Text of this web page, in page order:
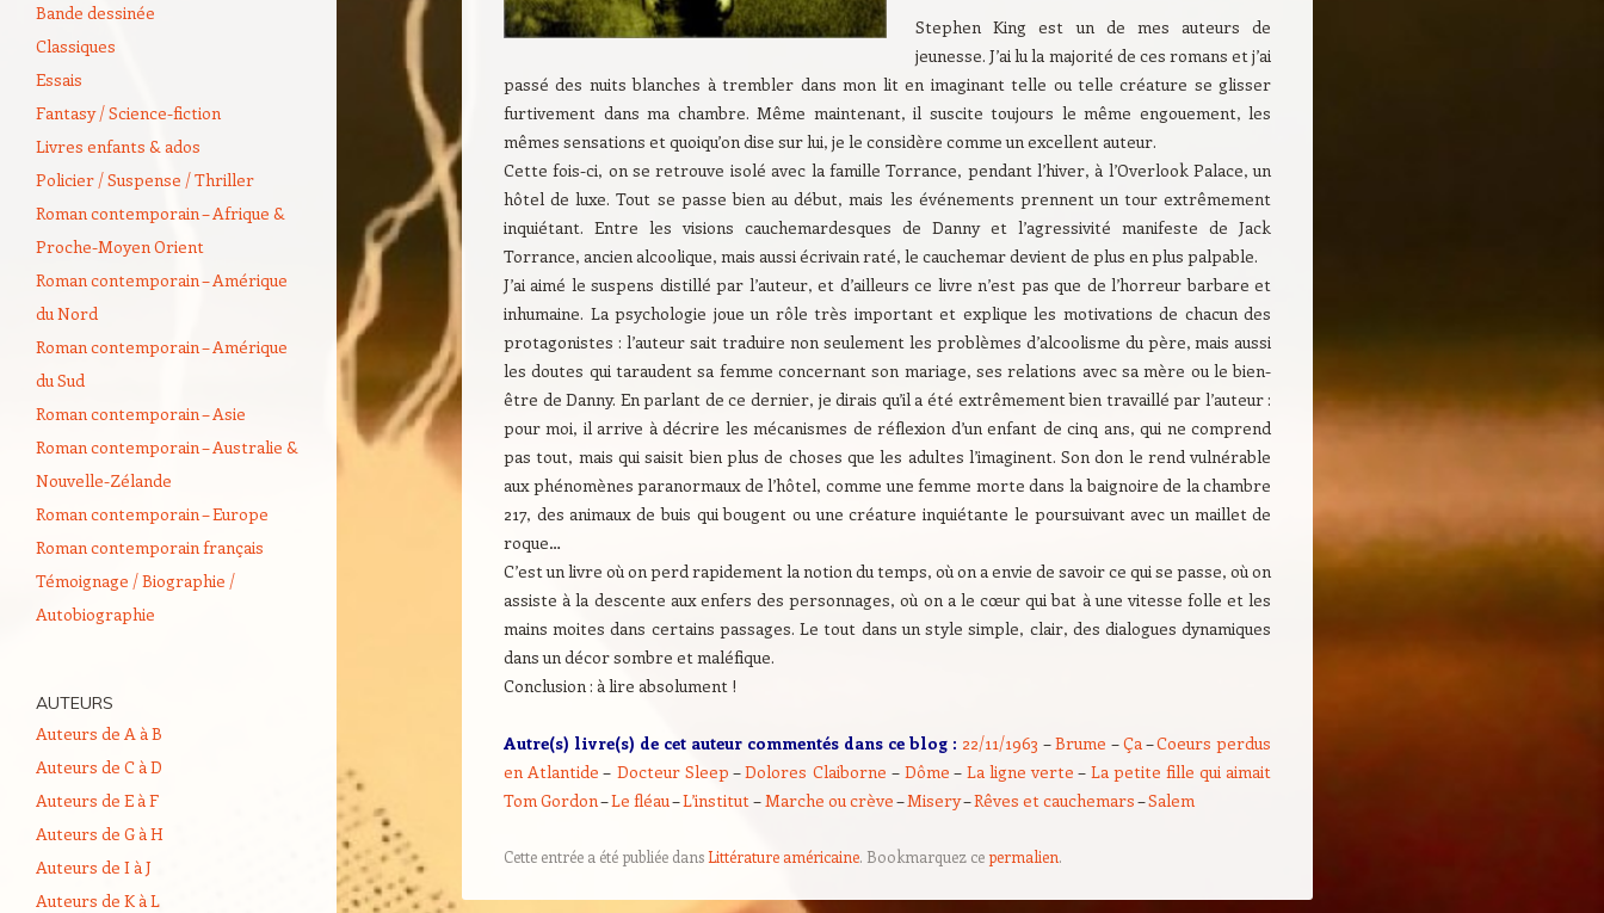
Stephen King est un de mes auteurs de
jeunesse. J’ai lu la majorité de ces romans et j’ai
passé des nuits blanches à trembler dans mon lit en imaginant telle ou telle créature se glisser
furtivement dans ma chambre. Même maintenant, il suscite toujours le même engouement, les
mêmes sensations et quoiqu’on dise sur lui, je le considère comme un excellent auteur.
Cette fois-ci, on se retrouve isolé avec la famille Torrance, pendant l’hiver, à l’Overlook Palace, un
hôtel de luxe. Tout se passe bien au début, mais les événements prennent un tour extrêmement
inquiétant. Entre les visions cauchemardesques de Danny et l’agressivité manifeste de Jack
Torrance, ancien alcoolique, mais aussi écrivain raté, le cauchemar devient de plus en plus palpable.
J’ai aimé le suspens distillé par l’auteur, et d’ailleurs ce livre n’est pas que de l’horreur barbare et
inhumaine. La psychologie joue un rôle très important et explique les motivations de chacun des
protagonistes : l’auteur sait traduire non seulement les problèmes d’alcoolisme du père, mais aussi
les doutes qui taraudent sa femme concernant son mariage, ses relations avec sa mère ou le bien-
être de Danny. En parlant de ce dernier, je dirais qu’il a été extrêmement bien travaillé par l’auteur :
pour moi, il arrive à décrire les mécanismes de réflexion d’un enfant de cinq ans, qui ne comprend
pas tout, mais qui saisit bien plus de choses que les adultes l’imaginent. Son don le rend vulnérable
aux phénomènes paranormaux de l’hôtel, comme une femme morte dans la baignoire de la chambre
217, des animaux de buis qui bougent ou une créature inquiétante le poursuivant avec un maillet de
roque…
C’est un livre où on perd rapidement la notion du temps, où on a envie de savoir ce qui se passe, où on
assiste à la descente aux enfers des personnages, où on a le cœur qui bat à une vitesse folle et les
mains moites dans certains passages. Le tout dans un style simple, clair, des dialogues dynamiques
dans un décor sombre et maléfique.
Conclusion : à lire absolument !
Autre(s) livre(s) de cet auteur commentés dans ce blog : 22/11/1963 –Brume –Ça–Coeurs perdus
en Atlantide – Docteur Sleep –Dolores Claiborne –Dôme – La ligne verte – La petite fille qui aimait
Tom Gordon–Le fléau–L’institut–Marche ou crève–Misery–Rêves et cauchemars–Salem
Cette entrée a été publiée dansLittérature américaine. Bookmarquez cepermalien.
Bande dessinée
Classiques
Essais
Fantasy / Science-fiction
Livres enfants & ados
Policier / Suspense / Thriller
Roman contemporain – Afrique &
Proche-Moyen Orient
Roman contemporain – Amérique
du Nord
Roman contemporain – Amérique
du Sud
Roman contemporain – Asie
Roman contemporain – Australie &
Nouvelle-Zélande
Roman contemporain – Europe
Roman contemporain français
Témoignage / Biographie /
Autobiographie
AUTEURS
Auteurs de A à B
Auteurs de C à D
Auteurs de E à F
Auteurs de G à H
Auteurs de I à J
Auteurs de K à L